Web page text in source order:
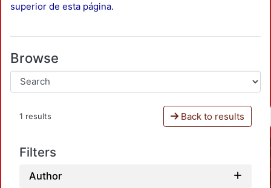
superior de esta página.
Browse
1 results Back to results
Filters
Author